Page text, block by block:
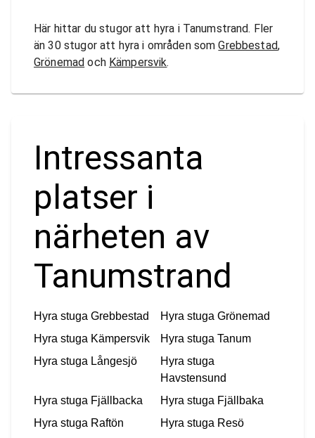
Här hittar du stugor att hyra i Tanumstrand. Fler
än 30 stugor att hyra i områden somGrebbestad,
Grönemad och Kämpersvik.
Intressanta
platser i
närheten av
Tanumstrand
Hyra stuga Grebbestad Hyra stuga Grönemad
Hyra stuga Kämpersvik Hyra stuga Tanum
Hyra stuga Långesjö
Hyra stuga
Havstensund
Hyra stuga Fjällbacka Hyra stuga Fjällbaka
Hyra stuga Raftön Hyra stuga Resö